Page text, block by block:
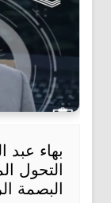
بهاء عبد
التحول
البصمة